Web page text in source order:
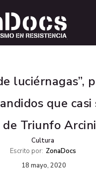
luciérnagas”,
que
de Triunfo
Cultura
Escrito por: ZonaDocs
18 mayo, 2020